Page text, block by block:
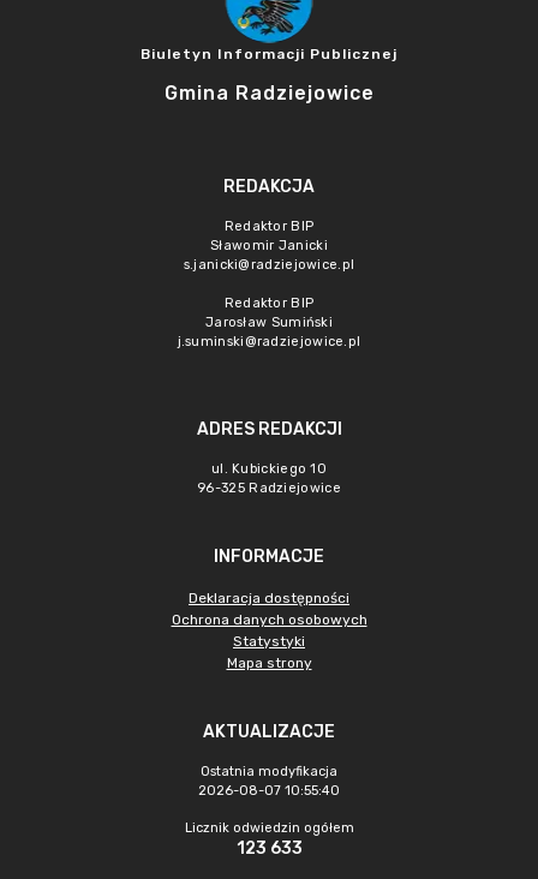
Biuletyn Informacji Publicznej
Gmina Radziejowice
REDAKCJA
Redaktor BIP
Sławomir Janicki
s.janicki@radziejowice.pl
Redaktor BIP
Jarosław Sumiński
j.suminski@radziejowice.pl
ADRES REDAKCJI
ul. Kubickiego 10
96-325 Radziejowice
INFORMACJE
Deklaracja dostępności
Ochrona danych osobowych
Statystyki
Mapa strony
AKTUALIZACJE
Ostatnia modyfikacja
2026-08-07 10:55:40
Licznik odwiedzin ogółem
123 633